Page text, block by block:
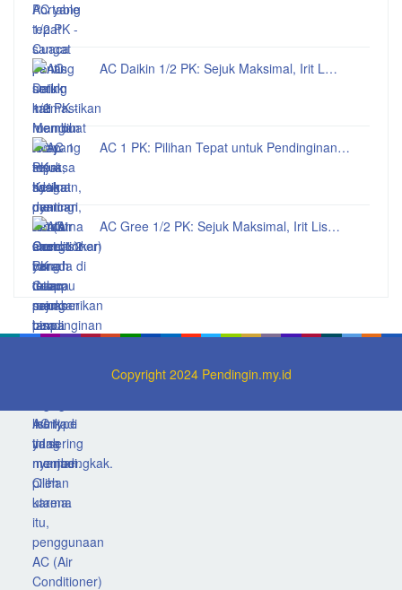
AC Daikin 1/2 PK: Sejuk Maksimal, Irit L…
AC 1 PK: Pilihan Tepat untuk Pendinginan…
AC Gree 1/2 PK: Sejuk Maksimal, Irit Lis…
Copyright 2024 Pendingin.my.id